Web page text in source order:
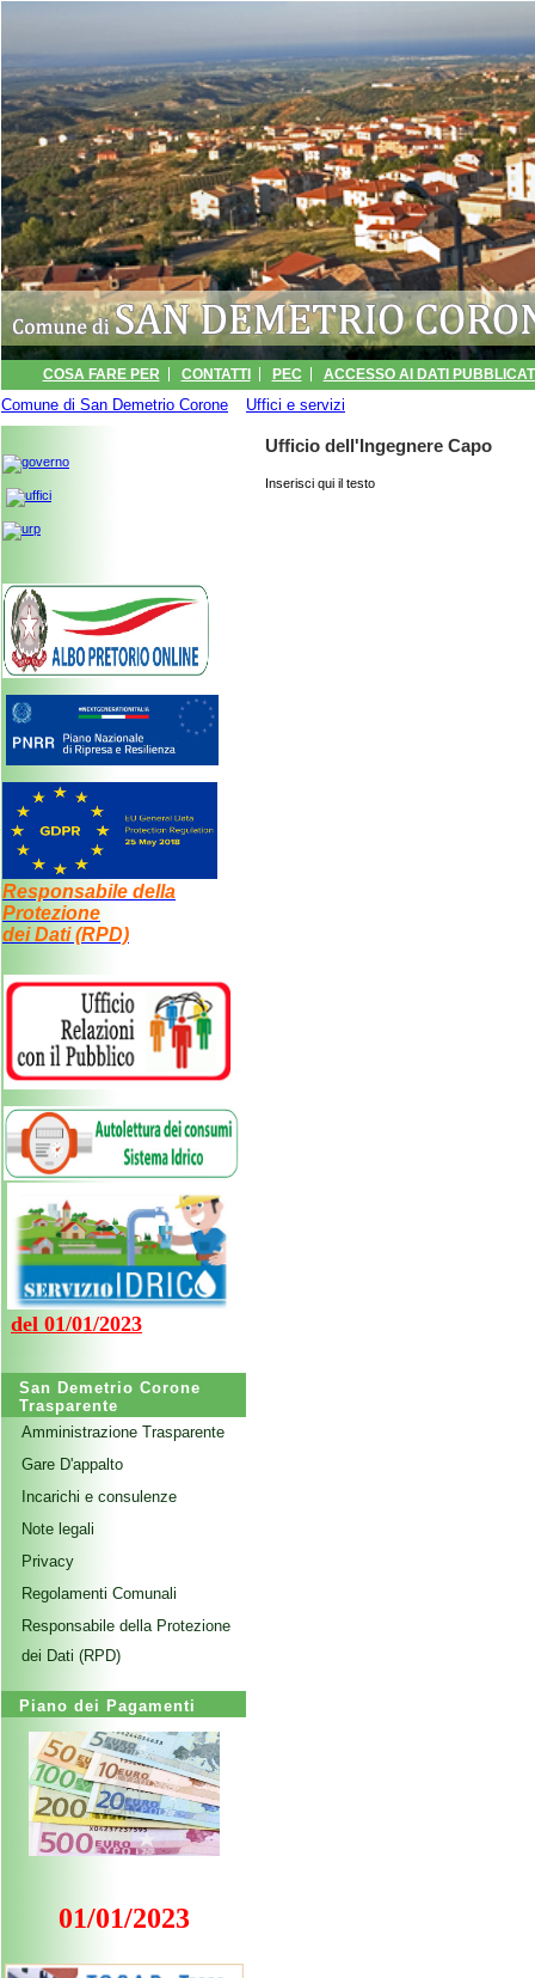
COSA FARE PER CONTATTI PEC
ACCESSO AI DATI
INFORMATIVA
ARCHIVIO EVENTI
Comune di San Demetrio Corone Uffici e servizi
Responsabile della
Protezione
dei Dati (RPD)
del 01/01/2023
San Demetrio Corone
Trasparente
Amministrazione Trasparente
Gare D'appalto
Incarichi e consulenze
Note legali
Privacy
Regolamenti Comunali
Responsabile della Protezione
dei Dati (RPD)
Piano dei Pagamenti
01/01/2023
Ufficio dell'Ingegnere Capo
Inserisci qui il testo